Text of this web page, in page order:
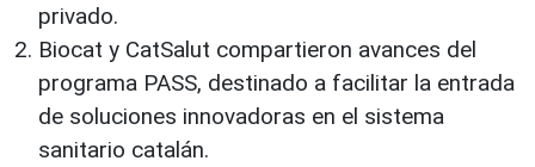
privado.
Biocat y CatSalut compartieron avances del
programa PASS, destinado a facilitar la entrada
de soluciones innovadoras en el sistema
sanitario catalán.